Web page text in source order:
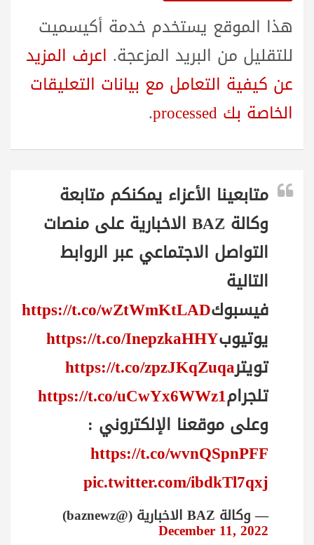
هذا الموقع يستخدم خدمة أكيسميت
للتقليل من البريد المزعجة. اعرف المزيد
عن كيفية التعامل مع بيانات التعليقات
الخاصة بك processed
.
متابعينا الأعزاء يمكنكم متابعة
وكالة BAZ الاخبارية على منصات
التواصل الاجتماعي عبر الروابط
التالية
فيسبوكhttps://t.co/wZtWmKtLAD
يوتيوبhttps://t.co/InepzkaHHY
تويترhttps://t.co/zpzJKqZuqa
تلجرامhttps://t.co/uCwYx6WWz1
وعلى موقعنا الإلكتروني :
https://t.co/wvnQSpnPFF
pic.twitter.com/ibdkTl7qxj
— وكالة BAZ الاخبارية (@baznewz)
December 11, 2022